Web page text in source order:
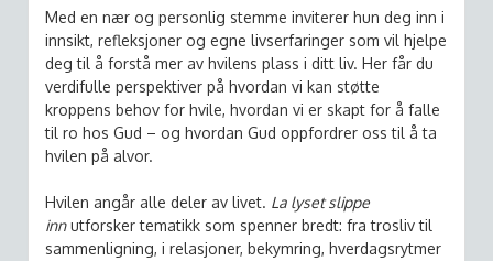
Med en nær og personlig stemme inviterer hun deg inn i
innsikt, refleksjoner og egne livserfaringer som vil hjelpe
deg til å forstå mer av hvilens plass i ditt liv. Her får du
verdifulle perspektiver på hvordan vi kan støtte
kroppens behov for hvile, hvordan vi er skapt for å falle
til ro hos Gud – og hvordan Gud oppfordrer oss til å ta
hvilen på alvor.
Hvilen angår alle deler av livet. La lyset slippe
innutforsker tematikk som spenner bredt: fra trosliv til
sammenligning, i relasjoner, bekymring, hverdagsrytmer